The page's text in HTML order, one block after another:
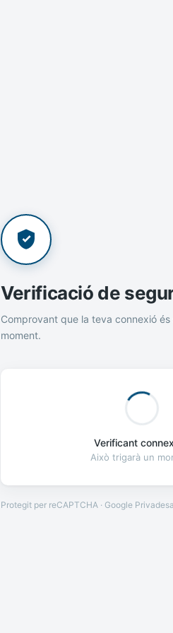
Verificació de
Comprovant que la teva connexió és
moment.
Verificant
Això trigarà un
Protegit per reCAPTCHA · Google Privadesa